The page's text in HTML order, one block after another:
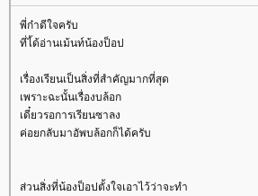
พี่ก๋าดีใจครับ
ที่ไ้ด้อ่านเม้นท์น้องป็อป
เรื่องเรียนเป็นสิ่งที่สำคัญมากที่สุด
เพราะฉะนั้นเรื่องบล้อก
เดี๋ยวรอการเรียนซาลง
ค่อยกลับมาอัพบล้อกก็ได้ครับ
ส่วนสิ่งที่น้องป็อปตั้งใจเอาไว้ว่าจะทำ